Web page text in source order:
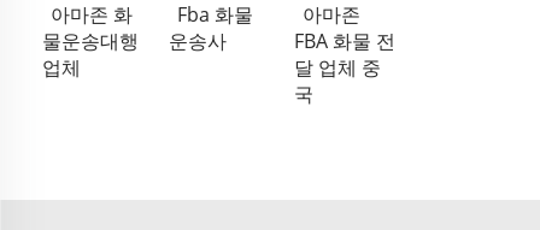
아마존 화
물운송대행
업체
Fba 화물
운송사
아마존
FBA 화물 전
달 업체 중
국